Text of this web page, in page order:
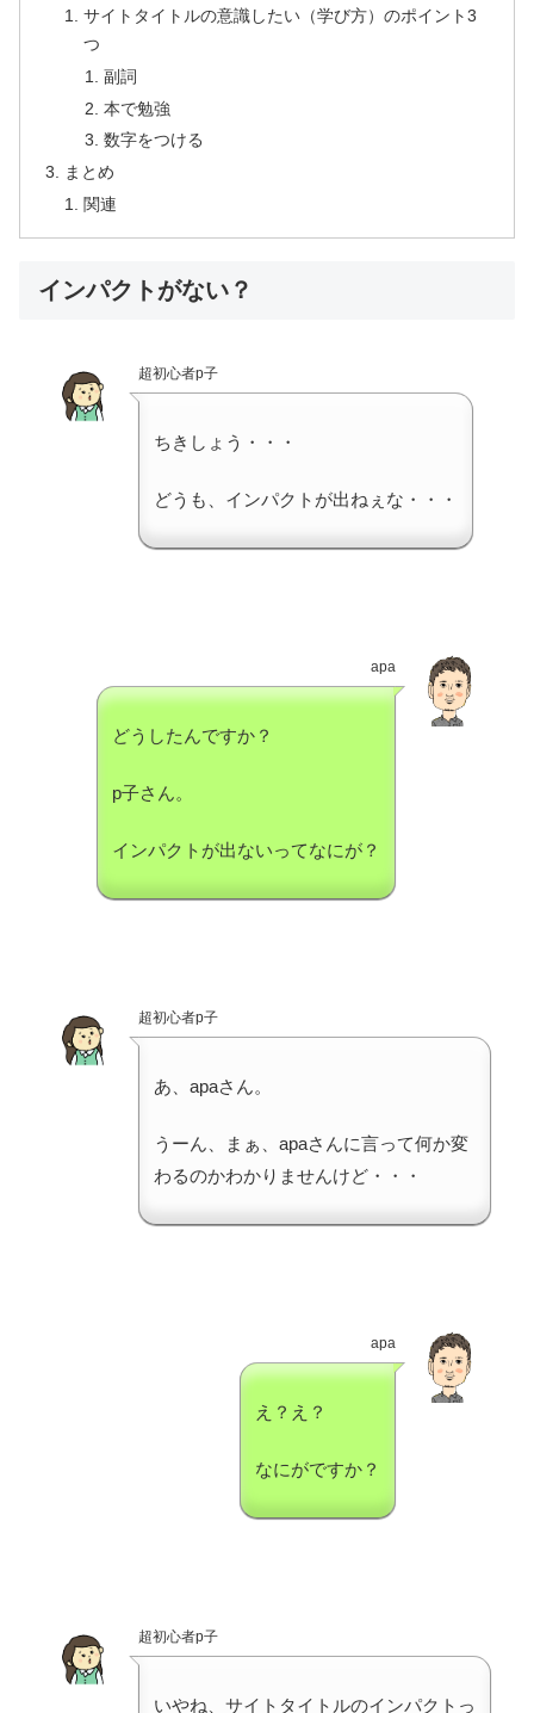
サイトタイトルの意識したい（学び方）のポイント3
つ
副詞
本で勉強
数字をつける
まとめ
関連
インパクトがない？
超初心者p子
ちきしょう・・・
どうも、インパクトが出ねぇな・・・
apa
どうしたんですか？
p子さん。
インパクトが出ないってなにが？
超初心者p子
あ、apaさん。
うーん、まぁ、apaさんに言って何か変
わるのかわかりませんけど・・・
apa
え？え？
なにがですか？
超初心者p子
いやね、サイトタイトルのインパクトっ